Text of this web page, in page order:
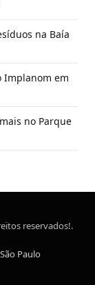
na Baía
Implanom em
no Parque
reservados!.
São Paulo